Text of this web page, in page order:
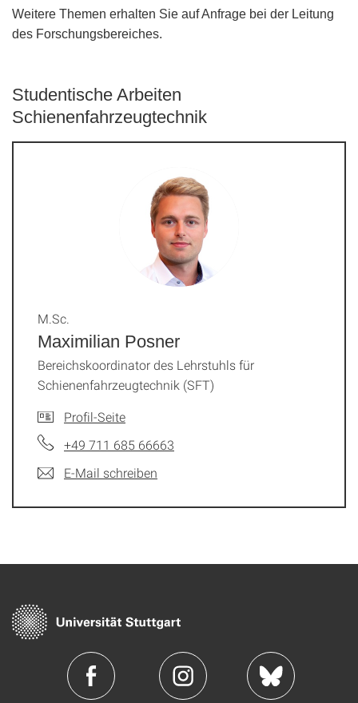
Weitere Themen erhalten Sie auf Anfrage bei der Leitung
des Forschungsbereiches.
Studentische Arbeiten
Schienenfahrzeugtechnik
Maximilian Posner
M.Sc.
Bereichskoordinator des Lehrstuhls für
Schienenfahrzeugtechnik (SFT)
Profil-Seite
+49 711 685 66663
E-Mail schreiben